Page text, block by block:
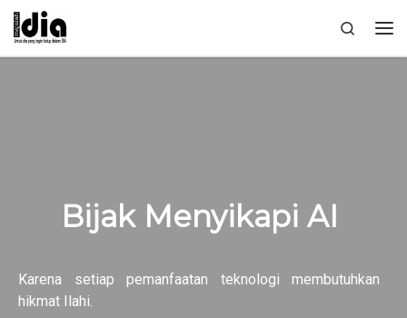
Skip to content
Search
Bijak Menyikapi AI
Karena setiap pemanfaatan teknologi membutuhkan
hikmat Ilahi.